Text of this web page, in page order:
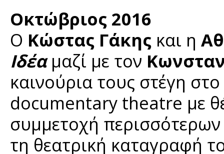
Οκτώβριος 2016
Ο Κώστας Γάκης και η
Ιδέαμαζί με τον
καινούρια τους στέγη στο
documentary theatre με
συμμετοχή
τη θεατρική καταγραφή